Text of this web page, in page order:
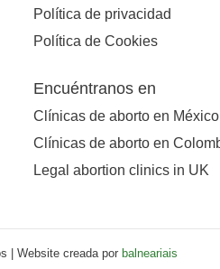
Política de privacidad
Política de Cookies
Encuéntranos en
Clínicas de aborto en México
Clínicas de aborto en
Legal abortion clinics in UK
| Website creada por balneariais